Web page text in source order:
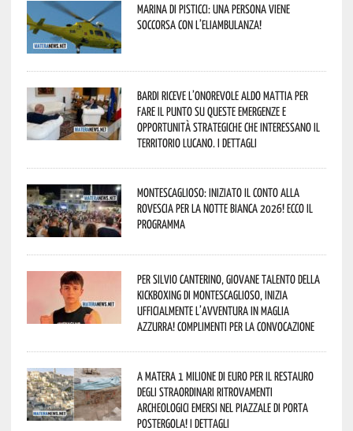
Marina di Pisticci: una persona viene
soccorsa con l’eliambulanza!
Bardi riceve l’onorevole Aldo Mattia per
fare il punto su queste emergenze e
opportunità strategiche che interessano il
territorio lucano. I dettagli
Montescaglioso: iniziato il conto alla
rovescia per la Notte Bianca 2026! Ecco il
programma
Per Silvio Canterino, giovane talento della
kickboxing di Montescaglioso, inizia
ufficialmente l’avventura in maglia
azzurra! Complimenti per la convocazione
A Matera 1 milione di euro per il restauro
degli straordinari ritrovamenti
archeologici emersi nel piazzale di Porta
Postergola! I dettagli